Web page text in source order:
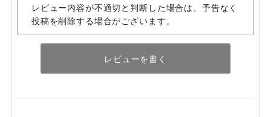
レビュー内容が不適切と判断した場合は、予告なく
投稿を削除する場合がございます。
レビューを書く